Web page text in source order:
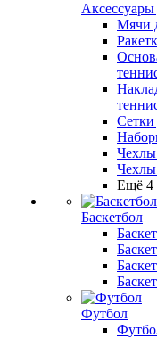
Аксессуары
Мячи
Сетки
Чехлы
Чехлы
Ещё 4
Баскетбол
Футбол